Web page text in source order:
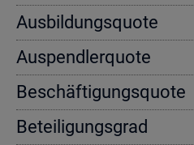
Aus­bil­dungs­quo­te
Aus­pend­ler­quo­te
Be­schäf­ti­gungs­quo­te
Be­tei­li­gungs­grad